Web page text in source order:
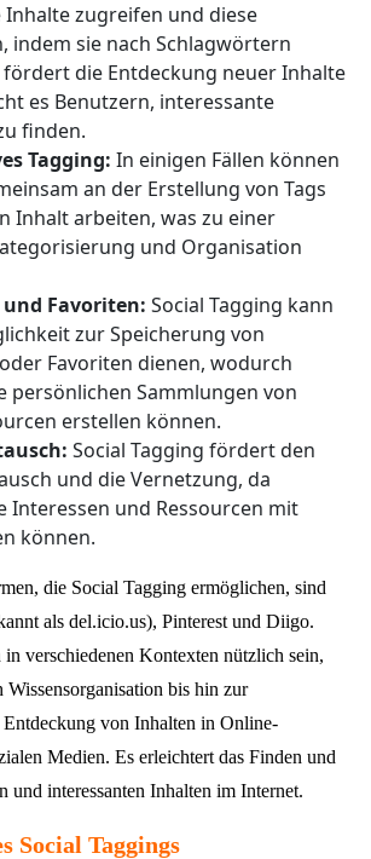
zugreifen und diese
indem sie nach Schlagwörtern
fördert die Entdeckung neuer Inhalte
es Benutzern, interessante
finden.
Tagging: In einigen Fällen können
an der Erstellung von Tags
Inhalt arbeiten, was zu einer
und Organisation
und Favoriten: Social Tagging kann
zur Speicherung von
Favoriten dienen, wodurch
persönlichen Sammlungen von
erstellen können.
Social Tagging fördert den
und die Vernetzung, da
Interessen und Ressourcen mit
können.
die Social Tagging ermöglichen, sind
als del.icio.us), Pinterest und Diigo.
verschiedenen Kontexten nützlich sein,
Wissensorganisation bis hin zur
von Inhalten in Online-
Medien. Es erleichtert das Finden und
und interessanten Inhalten im Internet.
Social Taggings